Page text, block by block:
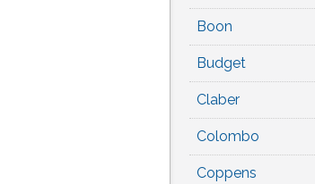
Boon
Budget
Claber
Colombo
Coppens